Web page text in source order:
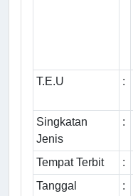
T.E.U
:
Singkatan
Jenis
:
Tempat Terbit :
Tanggal
: